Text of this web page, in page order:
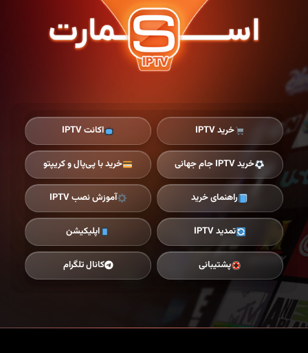
خرید IPTV اکانت IPTV
خرید IPTV جام جهانی خرید با پی‌پال و کریپتو
راهنمای خرید آموزش نصب IPTV
تمدید IPTV اپلیکیشن
پشتیبانی کانال تلگرام